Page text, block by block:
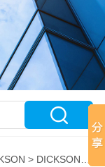
> DICKSON记录纸C209